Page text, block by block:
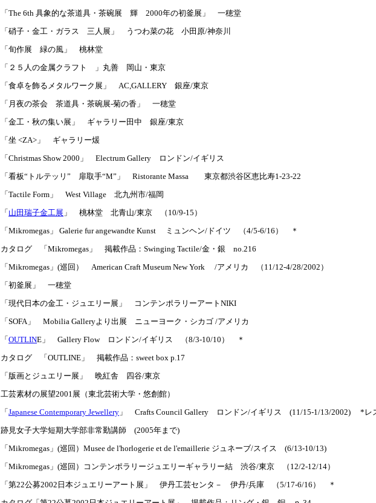
「The 6th 具象的な茶道具・茶碗展 輝 2000年の初釜展」 一穂堂
「硝子・金工・ガラス 三人展」 うつわ菜の花 小田原/神奈川
「旬作展 緑の風」 桃林堂
「２５人の金属クラフト 」丸善 岡山・東京
「食卓を飾るメタルワーク展」 AC,GALLERY 銀座/東京
「月夜の茶会 茶道具・茶碗展-菊の香」 一穂堂
「金工・秋の集い展」 ギャラリー田中 銀座/東京
「坐 <ZA>」 ギャラリー煖
「Christmas Show 2000」 Electrum Gallery ロンドン/イギリス
「看板“トルテッリ” 扉取手“M”」 Ristorante Massa 東京都渋谷区恵比寿1-23-22
「Tactile Form」 West Village 北九州市/福岡
「 山田瑞子金工展 」 桃林堂 北青山/東京 （10/9-15）
「Mikromegas」 Galerie fur angewandte Kunst ミュンヘン/ドイツ （4/5-6/16） ＊
カタログ 「Mikromegas」 掲載作品：Swinging Tactile/金・銀 no.216
「Mikromegas」(巡回） American Craft Museum New York /アメリカ （11/12-4/28/2002）
「初釜展」 一穂堂
「現代日本の金工・ジュエリー展」 コンテンポラリーアートNIKI
「SOFA」 Mobilia Galleryより出展 ニューヨーク・シカゴ /アメリカ
「 OUTLINE」 Gallery Flow ロンドン/イギリス （8/3-10/10） ＊
カタログ 「OUTLINE」 掲載作品：sweet box p.17
「版画とジュエリー展」 晩紅舎 四谷/東京
工芸素材の展望2001展（東北芸術大学・悠創館）
「 Japanese Contemporary Jewellery 」 Crafts Council Gallery ロンドン/イギリス (11/15-1/13/2002) *レ
跡見女子大学短期大学部非常勤講師 (2005年まで)
「Mikromegas」(巡回）Musee de l'horlogerie et de l'emaillerie ジュネーブ/スイス (6/13-10/13)
「Mikromegas」(巡回）コンテンポラリージュエリーギャラリー結 渋谷/東京 （12/2-12/14）
「第22公募2002日本ジュエリーアート展」 伊丹工芸センタ－ 伊丹/兵庫 （5/17-6/16） ＊